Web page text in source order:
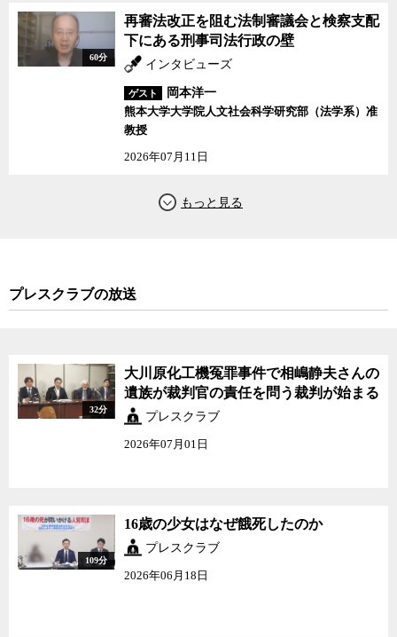
60分
再審法改正を阻む法制審議会と検察支配
下にある刑事司法行政の壁
インタビューズ
ゲスト
岡本洋一
熊本大学大学院人文社会科学研究部（法学系）准
教授
2026年07月11日
プレスクラブの放送
32分
大川原化工機冤罪事件で相嶋静夫さんの
遺族が裁判官の責任を問う裁判が始まる
プレスクラブ
2026年07月01日
109分
16歳の少女はなぜ餓死したのか
プレスクラブ
2026年06月18日